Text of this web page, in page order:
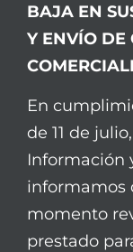
BAJA EN
Y ENVÍO DE
En
de 11 de
Información
informamos
momento
prestado